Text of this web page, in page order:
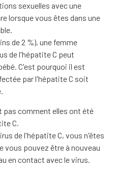
sexuelles avec une
lorsque vous êtes dans une
de 2 %), une femme
de l'hépatite C peut
C'est pourquoi il est
par l'hépatite C soit
pas comment elles ont été
C.
de l'hépatite C, vous n'êtes
vous pouvez être à nouveau
en contact avec le virus.